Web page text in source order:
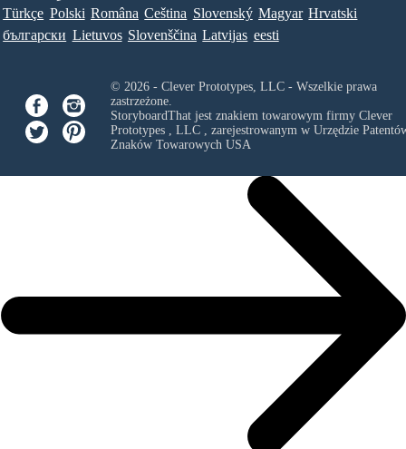
Türkçe Polski Româna Ceština Slovenský Magyar Hrvatski
български Lietuvos Slovenščina Latvijas eesti
© 2026 - Clever Prototypes, LLC - Wszelkie prawa
zastrzeżone.
StoryboardThat jest znakiem towarowym firmy Clever
Prototypes , LLC, zarejestrowanym w Urzędzie
Znaków Towarowych USA